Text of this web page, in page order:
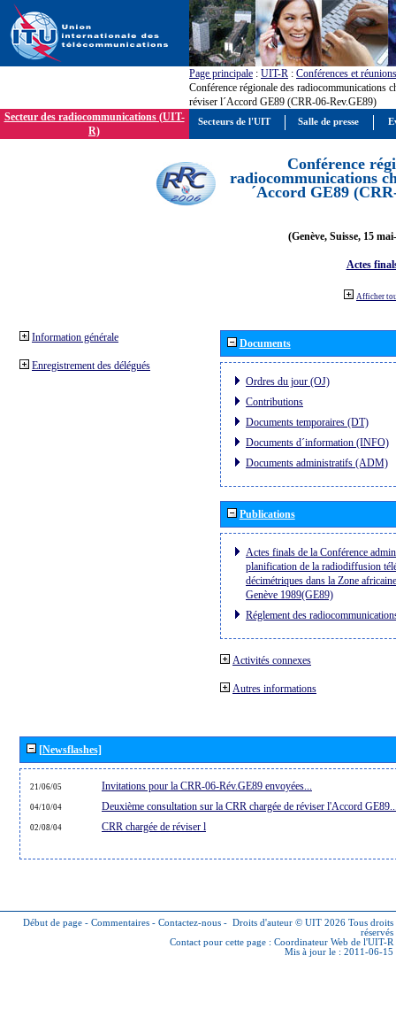
Page principale : UIT-R : Conférences et réunions
Conférence régionale des radiocommunications
réviser l´Accord GE89 (CRR-06-Rev.GE89)
Secteur des radiocommunications (UIT-
R)
Conférence
radiocommunications
´Accord GE89
(Genève, Suisse, 15
Actes
Afficher
Information générale
Enregistrement des délégués
Documents
Ordres du jour (OJ)
Contributions
Documents temporaires (DT)
Documents d´information (INFO)
Documents administratifs (ADM)
Publications
Actes finals de la Conférence
planification de la radiodiffusion
décimétriques dans la Zone
Genève 1989(GE89)
Réglement des
Activités connexes
Autres informations
[Newsflashes]
21/06/05 Invitations pour la CRR-06-Rév.GE89 envoyées...
04/10/04 Deuxième consultation sur la CRR chargée de réviser l'Accord
02/08/04 CRR chargée de réviser l
Début de page - Commentaires - Contactez-nous - Droits d'auteur © UIT 2026 Tous droits
réservés
Contact pour cette page : Coordinateur Web de l'UIT-R
Mis à jour le : 2011-06-15
Secteurs de l'UIT Salle de presse